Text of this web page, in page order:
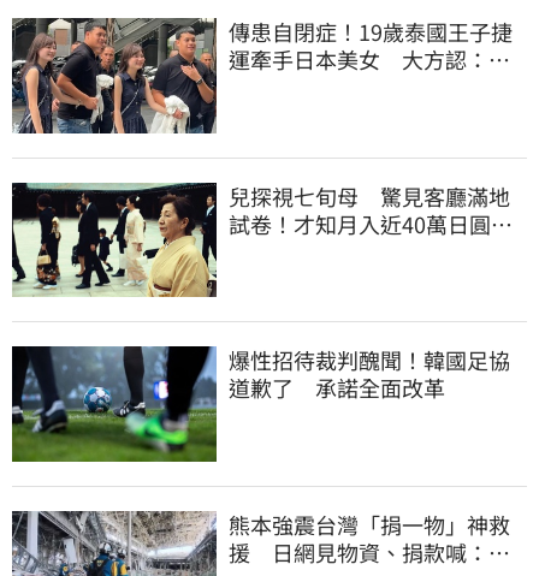
傳患自閉症！19歲泰國王子捷
運牽手日本美女 大方認：
兒探視七旬母 驚見客廳滿地
試卷！才知月入近40萬日圓
爆性招待裁判醜聞！韓國足協
道歉了 承諾全面改革
熊本強震台灣「捐一物」神救
援 日網見物資、捐款喊：給